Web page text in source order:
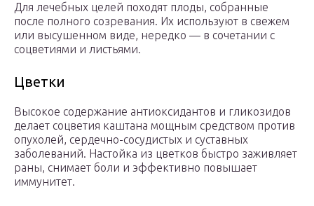
Для лечебных целей походят плоды, собранные
после полного созревания. Их используют в свежем
или высушенном виде, нередко — в сочетании с
соцветиями и листьями.
Цветки
Высокое содержание антиоксидантов и гликозидов
делает соцветия каштана мощным средством против
опухолей, сердечно-сосудистых и суставных
заболеваний. Настойка из цветков быстро заживляет
раны, снимает боли и эффективно повышает
иммунитет.